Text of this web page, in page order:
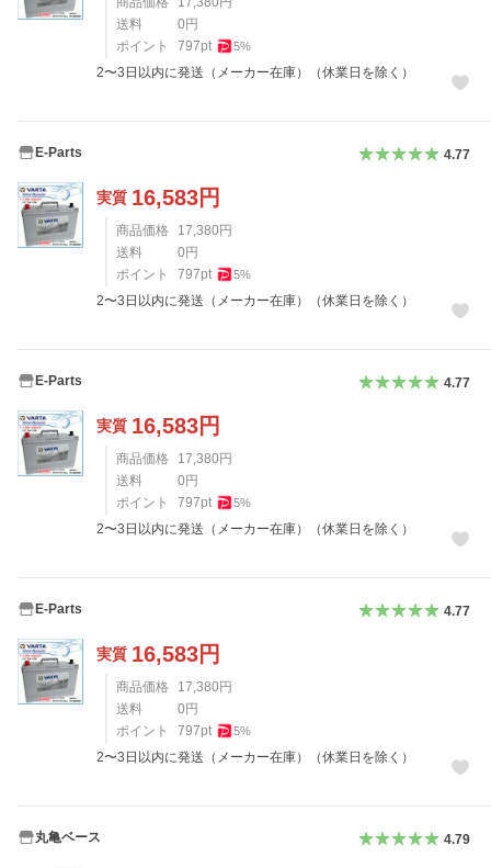
送料
0円
ポイント
797pt 5%
2〜3日以内に発送（メーカー在庫）（休業日を除く）
E-Parts 4.77
実質 16,583円
商品価格 17,380円
送料
0円
ポイント
797pt 5%
2〜3日以内に発送（メーカー在庫）（休業日を除く）
E-Parts 4.77
実質 16,583円
商品価格 17,380円
送料
0円
ポイント
797pt 5%
2〜3日以内に発送（メーカー在庫）（休業日を除く）
E-Parts 4.77
実質 16,583円
商品価格 17,380円
送料
0円
ポイント
797pt 5%
2〜3日以内に発送（メーカー在庫）（休業日を除く）
丸亀ベース 4.79